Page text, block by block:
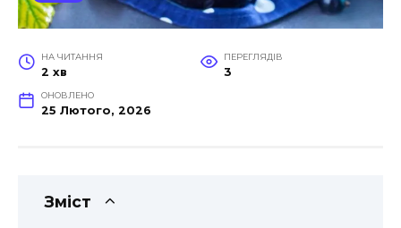
НА ЧИТАННЯ
2 хв
ПЕРЕГЛЯДІВ
3
ОНОВЛЕНО
25 Лютого, 2026
Зміст